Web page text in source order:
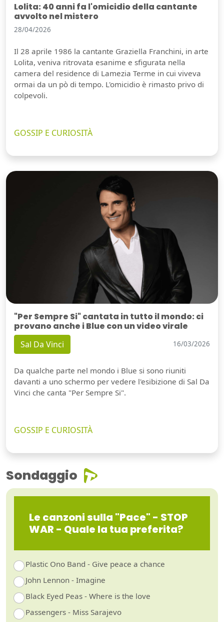
Lolita: 40 anni fa l'omicidio della cantante
avvolto nel mistero
28/04/2026
Il 28 aprile 1986 la cantante Graziella Franchini, in arte
Lolita, veniva ritrovata esanime e sfigurata nella
camera del residence di Lamezia Terme in cui viveva
ormai da un pò di tempo. L'omicidio è rimasto privo di
colpevoli.
GOSSIP E CURIOSITÀ
"Per Sempre Si" cantata in tutto il mondo: ci
provano anche i Blue con un video virale
Sal Da Vinci 16/03/2026
Da qualche parte nel mondo i Blue si sono riuniti
davanti a uno schermo per vedere l'esibizione di Sal Da
Vinci che canta "Per Sempre Si".
GOSSIP E CURIOSITÀ
Sondaggio
Le canzoni sulla "Pace" - STOP
WAR - Quale la tua preferita?
Plastic Ono Band - Give peace a chance
John Lennon - Imagine
Black Eyed Peas - Where is the love
Passengers - Miss Sarajevo